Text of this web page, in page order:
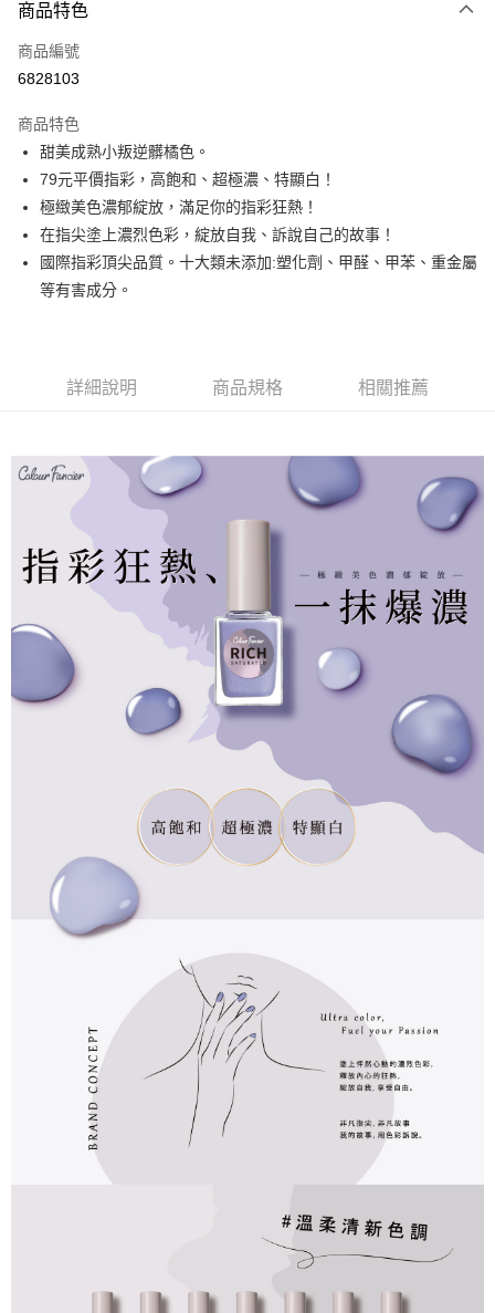
信用卡一次付款
超商取貨付款
Apple Pay
街口支付
悠遊付
運送方式
因應疫情升溫，目前暫停使用7-11取貨付款配送，請使用全家
黑貓宅急便
每筆NT$100，滿NT$699(含以上)免運費
商品特色
商品編號
6828103
商品特色
甜美成熟小叛逆髒橘色。
79元平價指彩，高飽和、超極濃、特顯白！
極緻美色濃郁綻放，滿足你的指彩狂熱！
在指尖塗上濃烈色彩，綻放自我、訴說自己的故事！
國際指彩頂尖品質。十大類未添加:塑化劑、甲醛、甲苯、重金屬
等有害成分。
詳細說明 商品規格 相關推薦